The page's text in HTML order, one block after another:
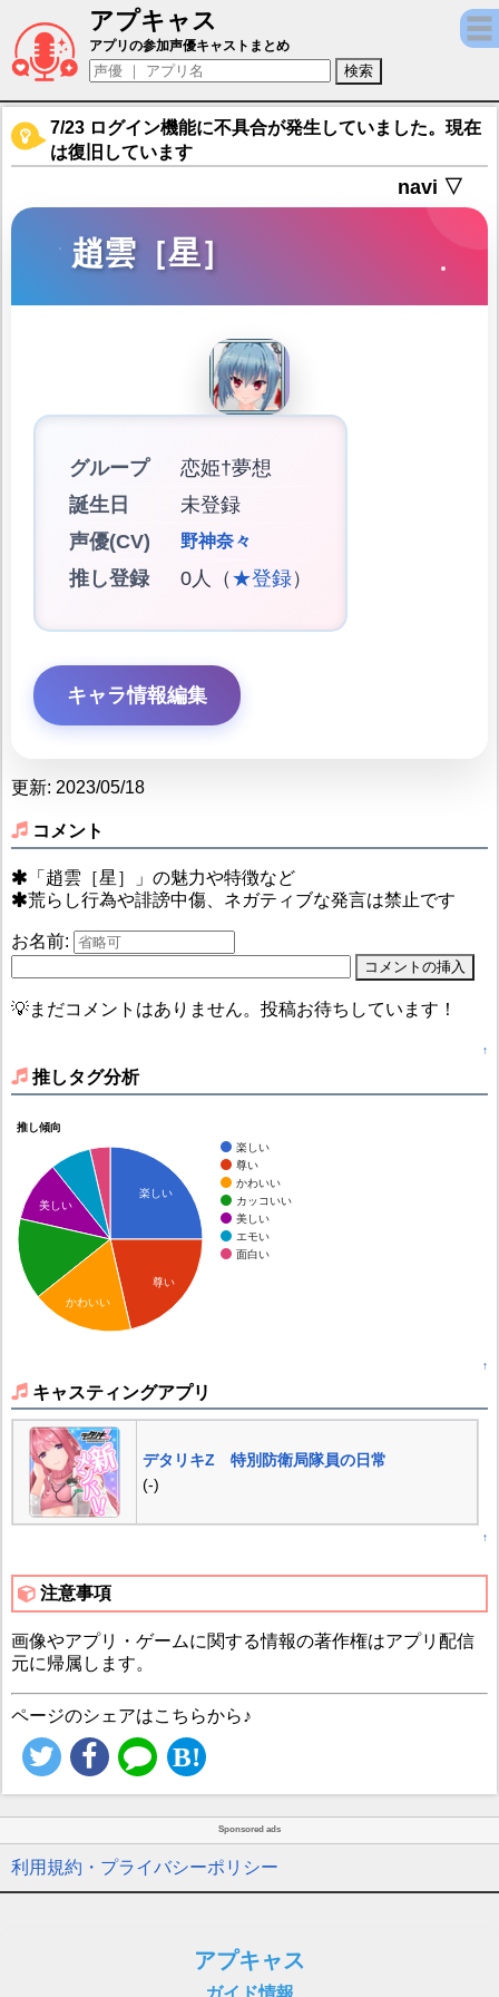
アプキャス
趙雲［星］（声優：野神奈々)【デタリキZ
アプリの参加声優キャストまとめ
7/23 ログイン機能に不具合が発生していました。現在
は復旧しています
navi ▽
趙雲［星］
グループ
恋姫†夢想
誕生日
未登録
声優(CV)
野神奈々
推し登録 0人（ ★登録）
キャラ情報編集
更新: 2023/05/18
コメント
「趙雲［星］」の魅力や特徴など
荒らし行為や誹謗中傷、ネガティブな発言は禁止です
お名前:
💡まだコメントはありません。投稿お待ちしています！
↑
推しタグ分析
推し傾向
楽しい
尊い
かわいい
カッコいい
美しい
エモい
面白い
楽しい
尊い
美しい
かわいい
↑
キャスティングアプリ
デタリキZ 特別防衛局隊員の日常
(-)
↑
注意事項
画像やアプリ・ゲームに関する情報の著作権はアプリ配信
元に帰属します。
ページのシェアはこちらから♪
Sponsored ads
利用規約・プライバシーポリシー
アプキャス